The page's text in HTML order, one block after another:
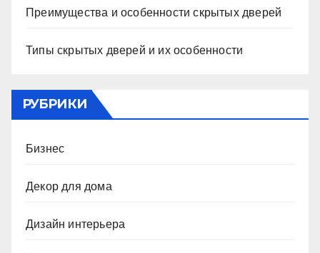
Преимущества и особенности скрытых дверей
Типы скрытых дверей и их особенности
РУБРИКИ
Бизнес
Декор для дома
Дизайн интерьера